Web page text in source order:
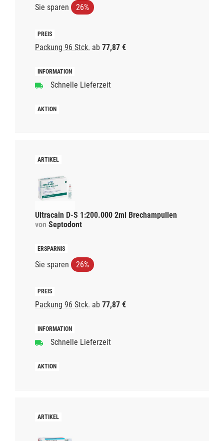
Sie sparen 26%
Packung 96 Stck. ab 77,87 €
Schnelle Lieferzeit
Ultracain D-S 1:200.000 2ml Brechampullen
von Septodont
Sie sparen 26%
Packung 96 Stck. ab 77,87 €
Schnelle Lieferzeit